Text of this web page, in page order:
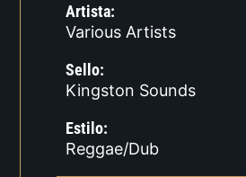
Artista:
Various Artists
Sello:
Kingston Sounds
Estilo:
Reggae/Dub